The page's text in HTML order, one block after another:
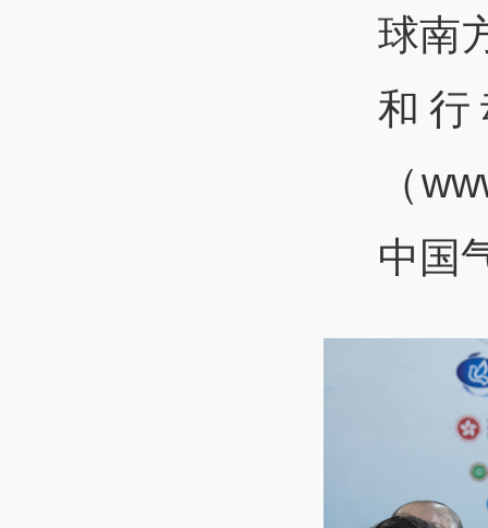
球南
和
（
中国